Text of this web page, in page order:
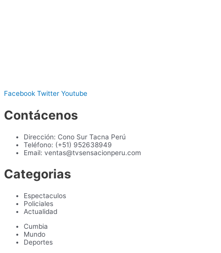
Facebook Twitter Youtube
Contácenos
Dirección: Cono Sur Tacna Perú
Teléfono: (+51) 952638949
Email: ventas@tvsensacionperu.com
Categorias
Espectaculos
Policiales
Actualidad
Cumbia
Mundo
Deportes